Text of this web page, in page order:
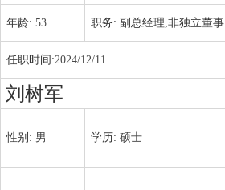
年龄: 53 职务: 副总经理,非独立董事
任职时间:2024/12/11
刘树军
性别: 男 学历: 硕士